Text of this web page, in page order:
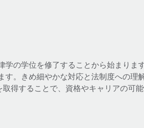
の学位を修了することから始まりま
。きめ細やかな対応と法制度への理
得することで、資格やキャリアの可